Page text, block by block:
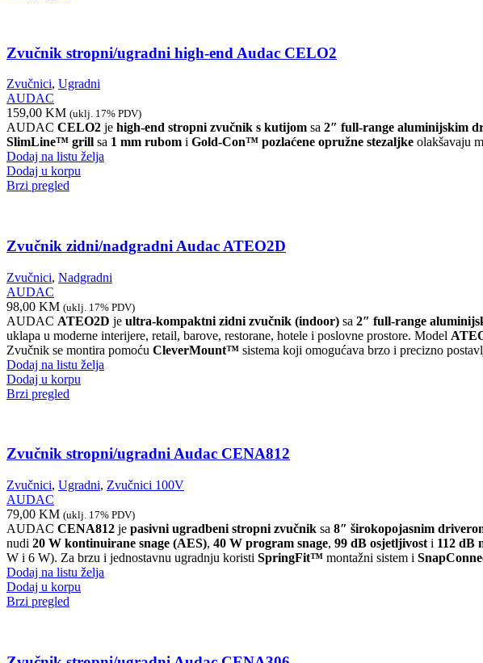
Zvučnik stropni/ugradni high-end Audac CELO2
Zvučnici, Ugradni
AUDAC
159,00 KM (uklj. 17% PDV)
AUDAC CELO2 je high-end stropni zvučnik s kutijom sa 2″ full-range aluminijskim
SlimLine™ grill sa 1 mm rubom i Gold-Con™ pozlaćene opružne stezaljke olakšavaju
Dodaj na listu želja
Dodaj u korpu
Brzi pregled
Zvučnik zidni/nadgradni Audac ATEO2D
Zvučnici, Nadgradni
AUDAC
98,00 KM (uklj. 17% PDV)
AUDAC ATEO2D je ultra-kompaktni zidni zvučnik (indoor) sa 2″ full-range
uklapa u moderne interijere, retail, barove, restorane, hotele i poslovne prostore. Model
Zvučnik se montira pomoću CleverMount™ sistema koji omogućava brzo i precizno
Dodaj na listu želja
Dodaj u korpu
Brzi pregled
Zvučnik stropni/ugradni Audac CENA812
Zvučnici, Ugradni, Zvučnici 100V
AUDAC
79,00 KM (uklj. 17% PDV)
AUDAC CENA812 je pasivni ugradbeni stropni zvučnik sa 8″ širokopojasnim
nudi 20 W kontinuirane snage (AES), 40 W program snage, 99 dB osjetljivost i 112 dB
W i 6 W). Za brzu i jednostavnu ugradnju koristi SpringFit™ montažni sistem i
Dodaj na listu želja
Dodaj u korpu
Brzi pregled